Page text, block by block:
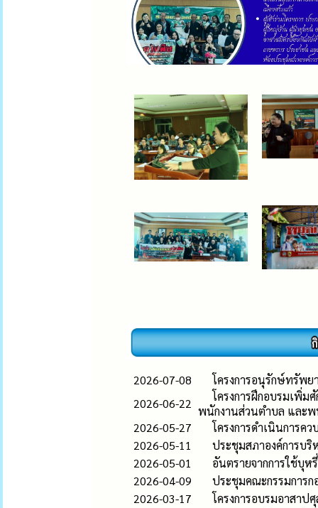
2026-07-08
โครงการอนุรักษ์ทรัพ
2026-06-22
โครงการฝึกอบรมเพิ่
พนักงานส่วนตำบล และพ
2026-05-27
โครงการดำเนินการ
2026-05-11
ประชุมสภาองค์การบ
2026-05-01
อันตรายจากการใช้บุห
2026-04-09
ประชุมคณะกรรมการ
2026-03-17
โครงการอบรมอาสาป